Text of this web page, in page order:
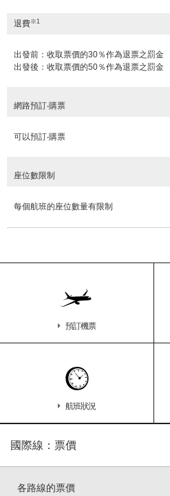
退費※1
出發前：收取票價的30％作為退票之罰金
出發後：收取票價的50％作為退票之罰金
網路預訂‧購票
可以預訂‧購票
座位數限制
每個航班的座位數量有限制
國際線：票價
各路線的票價
預訂機票
航班狀況